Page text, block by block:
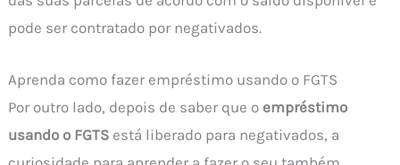
pode ser contratado por negativados.
Aprenda como fazer empréstimo usando o FGTS
Por outro lado, depois de saber que o empréstimo
usando o FGTS está liberado para negativados, a